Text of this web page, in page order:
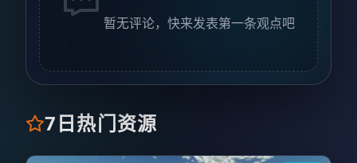
暂无评论，快来发表第一条观点吧
7日热门资源